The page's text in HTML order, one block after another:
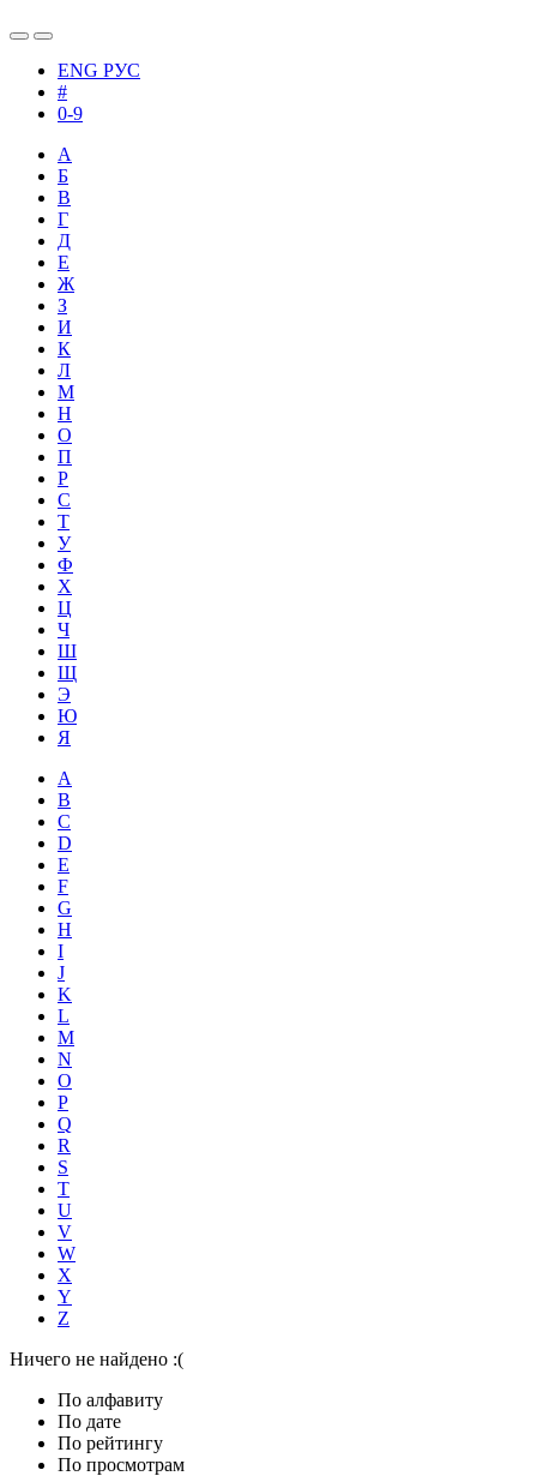
ENG РУС
#
0-9
А
Б
В
Г
Д
Е
Ж
З
И
К
Л
М
Н
О
П
Р
С
Т
У
Ф
Х
Ц
Ч
Ш
Щ
Э
Ю
Я
A
B
C
D
E
F
G
H
I
J
K
L
M
N
O
P
Q
R
S
T
U
V
W
X
Y
Z
Ничего не найдено :(
По алфавиту
По дате
По рейтингу
По просмотрам